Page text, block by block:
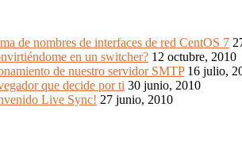
de nombres de interfaces de red CentOS 7
en un switcher? 12 octubre, 2010
de nuestro servidor SMTP 16 julio,
que decide por ti 30 junio, 2010
Live Sync! 27 junio, 2010